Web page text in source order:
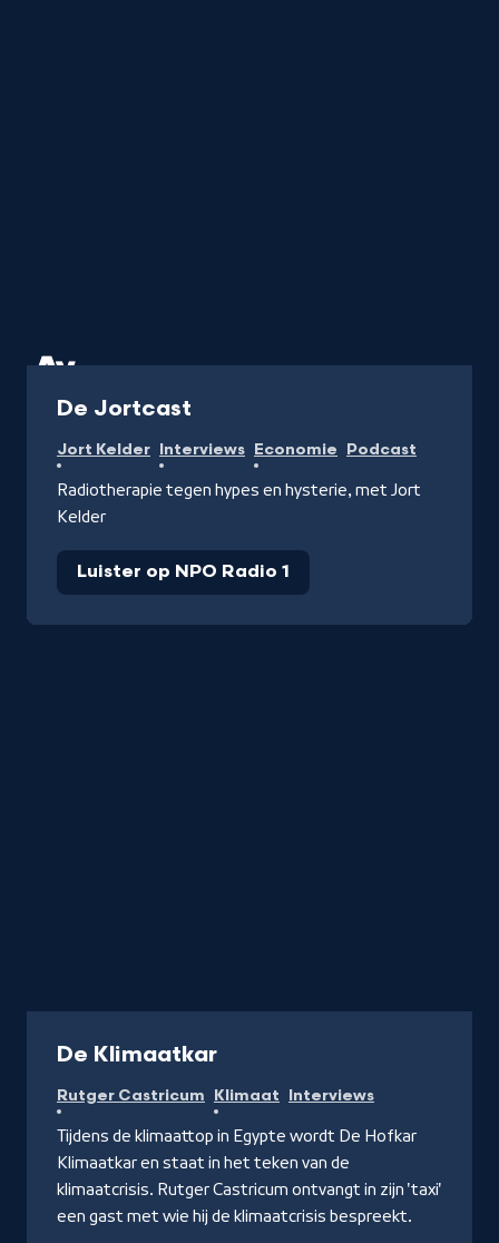
De Jortcast
Jort Kelder Interviews Economie Podcast
Radiotherapie tegen hypes en hysterie, met Jort
Kelder
Luister op NPO Radio 1
De Klimaatkar
Rutger Castricum Klimaat Interviews
Tijdens de klimaattop in Egypte wordt De Hofkar
Klimaatkar en staat in het teken van de
klimaatcrisis. Rutger Castricum ontvangt in zijn 'taxi'
een gast met wie hij de klimaatcrisis bespreekt.